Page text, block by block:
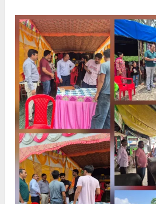
के
प्रथम
सोमवार
पर
दक्षेश्वर
महादेव
मंदिर
पहुंचे
जिलाधिकारी,व्यवस्थाओं
का
लिया
जायजा